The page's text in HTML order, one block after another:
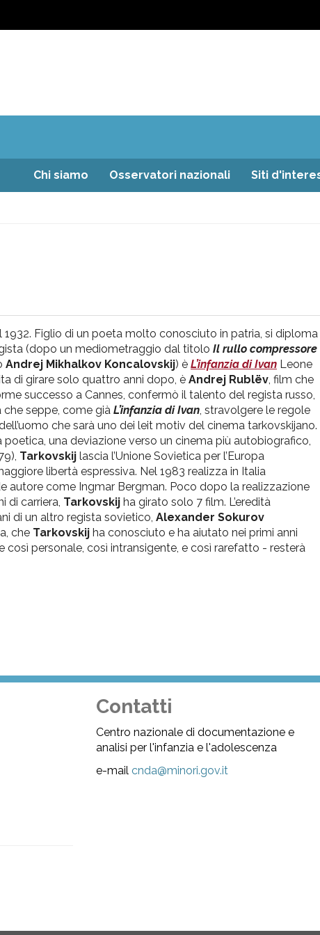
Chi siamo Osservatori nazionali Siti
1932. Figlio di un poeta molto conosciuto in patria, si diploma
(dopo un mediometraggio dal titolo Il rullo compressore
Andrej Mikhalkov Koncalovskij) è L’infanzia di Ivan Leone
di girare solo quattro anni dopo, è Andrej Rublëv , film che
successo a Cannes, confermò il talento del regista russo,
seppe, come già L’infanzia di Ivan , stravolgere le regole
che sarà uno dei leit motiv del cinema tarkovskijano.
una deviazione verso un cinema più autobiografico,
Tarkovskij lascia l’Unione Sovietica per l’Europa
libertà espressiva. Nel 1983 realizza in Italia
autore come Ingmar Bergman. Poco dopo la realizzazione
di carriera, Tarkovskij ha girato solo 7 film. L’eredità
di un altro regista sovietico, Alexander Sokurov
che Tarkovskij ha conosciuto e ha aiutato nei primi anni
personale, così intransigente, e così rarefatto - resterà
Contatti
Centro nazionale di documentazione e
analisi per l'infanzia e l'adolescenza
e-mailcnda@minori.gov.it